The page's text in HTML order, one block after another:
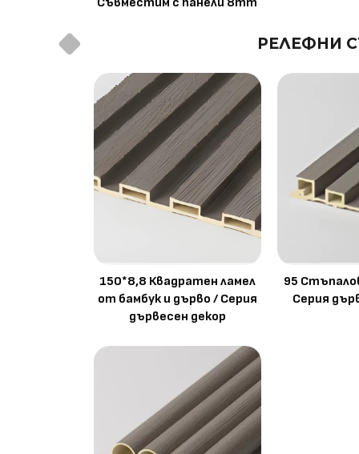
Съвместим с панели 8mm
РЕЛЕФНИ
150*8,8 Квадратен ламел
от бамбук и дърво / Серия
дървесен декор
95
Серия